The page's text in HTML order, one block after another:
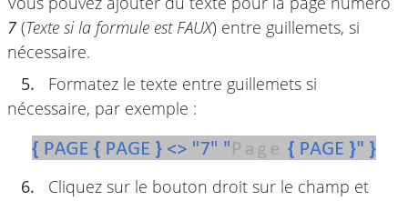
7 (Texte si la formule est FAUX) entre guillemets, si
nécessaire.
5.
Formatez le texte entre guillemets si
nécessaire, par exemple :
6.
Cliquez sur le bouton droit sur le champ et